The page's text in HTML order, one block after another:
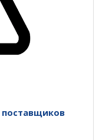
поставщиков